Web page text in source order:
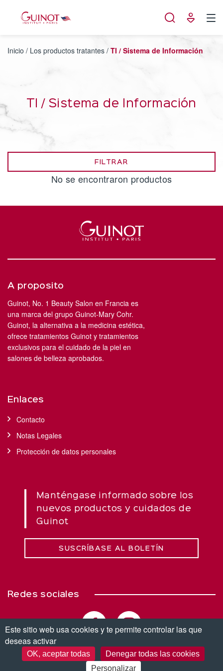
Inicio / Los productos tratantes / TI / Sistema de Información
TI / Sistema de Información
FILTRAR
No se encontraron productos
A proposito
Guinot, No. 1 Beauty Salon en Francia es
una marca del grupo Guinot-Mary Cohr.
Guinot, la alternativa a la medicina estética,
ofrece tratamientos Guinot y tratamientos
exclusivos para el cuidado de la piel en
salones de belleza aprobados.
Enlaces
Contacto
Notas Legales
Protección de datos personales
Manténgase informado sobre los
nuevos productos y cuidados de
Guinot
SUSCRÍBASE AL BOLETÍN
Redes sociales
© Copyright 2026. Todos los derechos reservados.
Este sitio web usa cookies y te permite controlar las que
deseas activar
OK, aceptar todas
Denegar todas las cookies
Personalizar